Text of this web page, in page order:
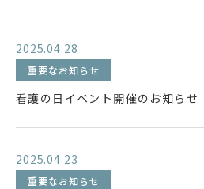
2025.04.28
重要なお知らせ
看護の日イベント開催のお知らせ
2025.04.23
重要なお知らせ